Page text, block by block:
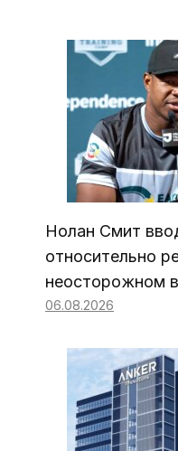
Нолан Смит
относительно
неосторожном
06.08.2026